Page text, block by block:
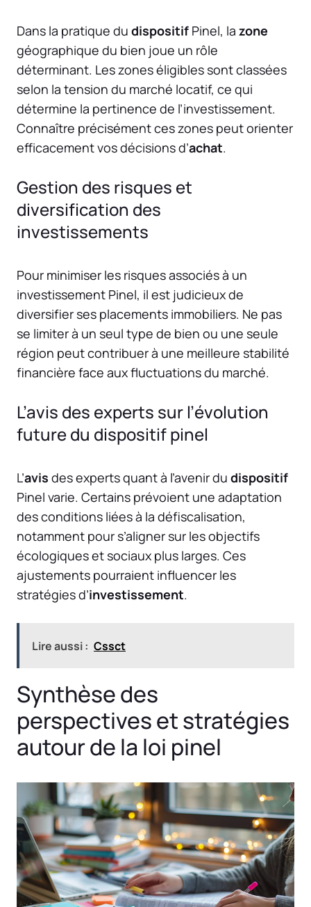
Dans la pratique du dispositif Pinel, la zone
géographique du bien joue un rôle
déterminant. Les zones éligibles sont classées
selon la tension du marché locatif, ce qui
détermine la pertinence de l’investissement.
Connaître précisément ces zones peut orienter
efficacement vos décisions d’achat.
Gestion des risques et
diversification des
investissements
Pour minimiser les risques associés à un
investissement Pinel, il est judicieux de
diversifier ses placements immobiliers. Ne pas
se limiter à un seul type de bien ou une seule
région peut contribuer à une meilleure stabilité
financière face aux fluctuations du marché.
L’avis des experts sur l’évolution
future du dispositif pinel
L’avis des experts quant à l’avenir du dispositif
Pinel varie. Certains prévoient une adaptation
des conditions liées à la défiscalisation,
notamment pour s’aligner sur les objectifs
écologiques et sociaux plus larges. Ces
ajustements pourraient influencer les
stratégies d’investissement.
Lire aussi : Cssct
Synthèse des
perspectives et stratégies
autour de la loi pinel